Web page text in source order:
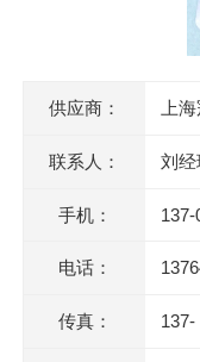
供应商： 上
联系人： 刘经
手机： 137-
电话：
传真： 137-